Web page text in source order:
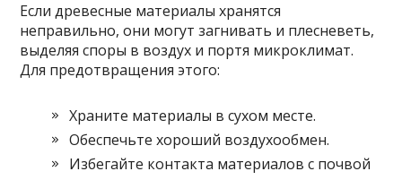
Если древесные материалы хранятся
неправильно, они могут загнивать и плесневеть,
выделяя споры в воздух и портя микроклимат.
Для предотвращения этого:
Храните материалы в сухом месте.
Обеспечьте хороший воздухообмен.
Избегайте контакта материалов с почвой